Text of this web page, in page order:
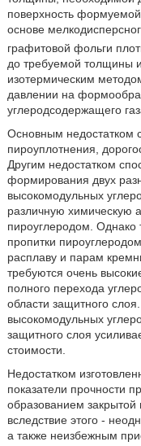
поверхность
основе
графитовой фольги
до требуемой толщины
изотермическим
давлении на
углеродсодержащего
Основным недостатком
пироуплотнения,
Другим недостатком
формирования двух
высокомодульных
различную химическую
пироуглеродом. Однако
пропитки
расплаву и парам
требуются очень
полного перехода
области защитного
высокомодульных
защитного слоя
стоимости.
Недостатком
показатели прочности
образованием закрытой
вследствие этого -
а также неизбежным